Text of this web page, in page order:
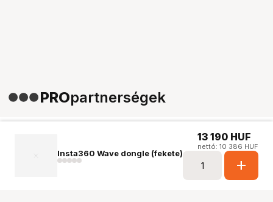
Insta360 Wave dongle (fekete)
13 190 HUF
nettó: 10 386 HUF
add
PROpartnerségek